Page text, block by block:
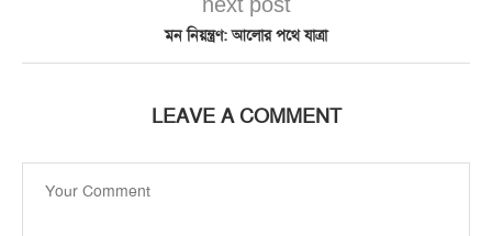
next post
মন নিয়ন্ত্রণ: আলোর পথে যাত্রা
LEAVE A COMMENT